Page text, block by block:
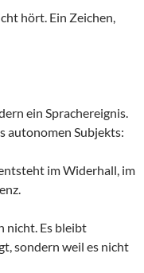
hört. Ein Zeichen,
ein Sprachereignis.
autonomen Subjekts:
im Widerhall, im
nicht. Es bleibt
sondern weil es nicht